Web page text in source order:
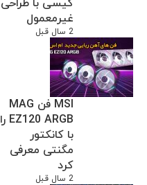
کیسی با طراحی
غیرمعمول
2 سال قبل
MSI فن MAG
EZ120 ARGB را
با کانکتور
مگنتی معرفی
کرد
2 سال قبل